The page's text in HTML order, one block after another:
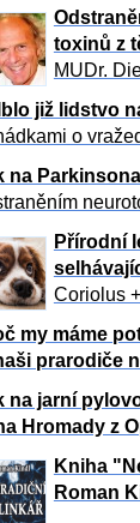
toxinů z
MUDr.
již lidstvo
o
na
Přírodní
Coriolus
my máme
prarodiče
na jarní
Hromady z
Kniha
Roman